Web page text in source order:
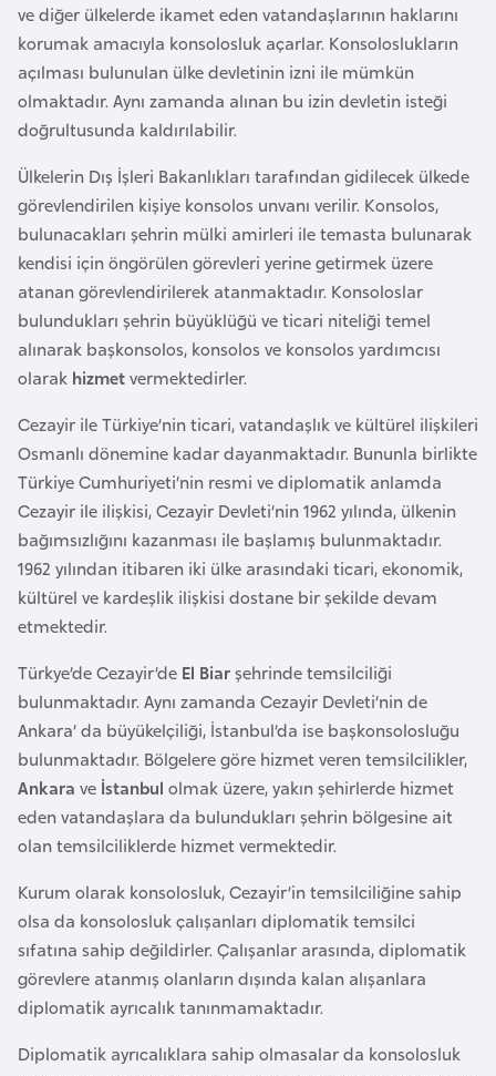
ve diğer ülkelerde ikamet eden vatandaşlarının haklarını
korumak amacıyla konsolosluk açarlar. Konsoloslukların
açılması bulunulan ülke devletinin izni ile mümkün
olmaktadır. Aynı zamanda alınan bu izin devletin isteği
doğrultusunda kaldırılabilir.
Ülkelerin Dış İşleri Bakanlıkları tarafından gidilecek ülkede
görevlendirilen kişiye konsolos unvanı verilir. Konsolos,
bulunacakları şehrin mülki amirleri ile temasta bulunarak
kendisi için öngörülen görevleri yerine getirmek üzere
atanan görevlendirilerek atanmaktadır. Konsoloslar
bulundukları şehrin büyüklüğü ve ticari niteliği temel
alınarak başkonsolos, konsolos ve konsolos yardımcısı
olarak hizmetvermektedirler.
Cezayir ile Türkiye’nin ticari, vatandaşlık ve kültürel ilişkileri
Osmanlı dönemine kadar dayanmaktadır. Bununla birlikte
Türkiye Cumhuriyeti’nin resmi ve diplomatik anlamda
Cezayir ile ilişkisi, Cezayir Devleti’nin 1962 yılında, ülkenin
bağımsızlığını kazanması ile başlamış bulunmaktadır.
1962 yılından itibaren iki ülke arasındaki ticari, ekonomik,
kültürel ve kardeşlik ilişkisi dostane bir şekilde devam
etmektedir.
Türkye’de Cezayir’de El Biarşehrinde temsilciliği
bulunmaktadır. Aynı zamanda Cezayir Devleti’nin de
Ankara’ da büyükelçiliği, İstanbul’da ise başkonsolosluğu
bulunmaktadır. Bölgelere göre hizmet veren temsilcilikler,
Ankara ve İstanbul olmak üzere, yakın şehirlerde hizmet
eden vatandaşlara da bulundukları şehrin bölgesine ait
olan temsilciliklerde hizmet vermektedir.
Kurum olarak konsolosluk, Cezayir’in temsilciliğine sahip
olsa da konsolosluk çalışanları diplomatik temsilci
sıfatına sahip değildirler. Çalışanlar arasında, diplomatik
görevlere atanmış olanların dışında kalan alışanlara
diplomatik ayrıcalık tanınmamaktadır.
Diplomatik ayrıcalıklara sahip olmasalar da konsolosluk
B
a
h
r
y
n
B
a
n
g
l
a
d
e
ş
B
e
l
r
u
s
B
e
ç
i
k
a
B